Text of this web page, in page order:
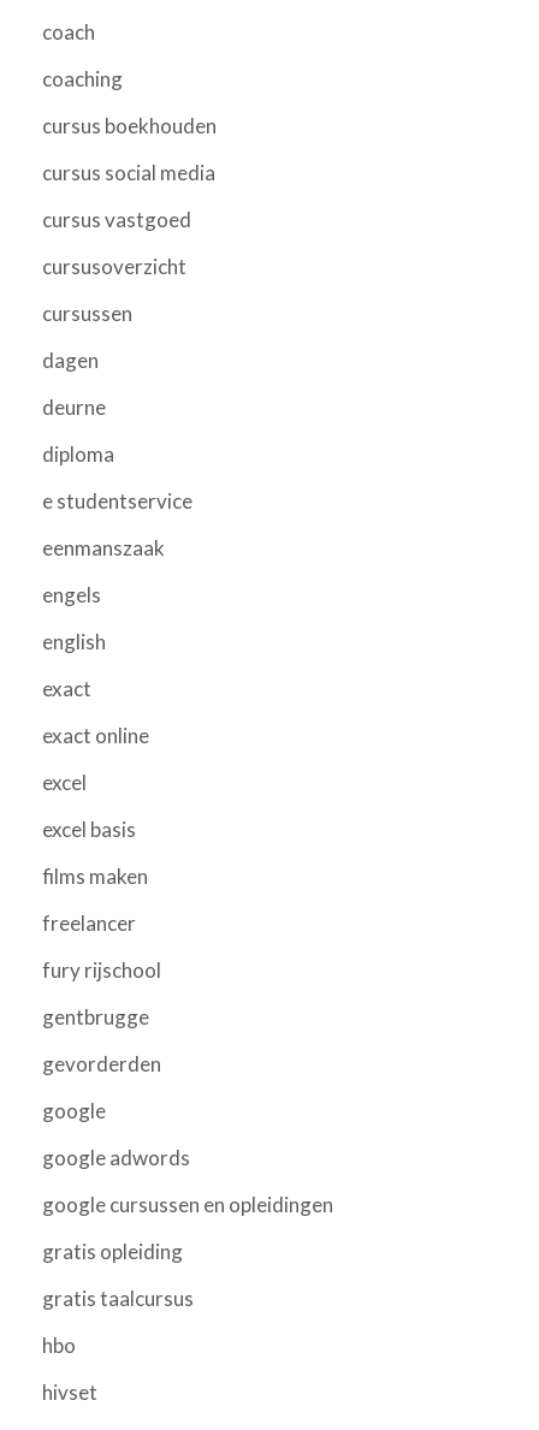
coach
coaching
cursus boekhouden
cursus social media
cursus vastgoed
cursusoverzicht
cursussen
dagen
deurne
diploma
e studentservice
eenmanszaak
engels
english
exact
exact online
excel
excel basis
films maken
freelancer
fury rijschool
gentbrugge
gevorderden
google
google adwords
google cursussen en opleidingen
gratis opleiding
gratis taalcursus
hbo
hivset